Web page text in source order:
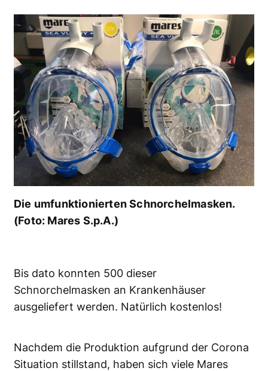
Die umfunktionierten Schnorchelmasken.
(Foto: Mares S.p.A.)
Bis dato konnten 500 dieser
Schnorchelmasken an Krankenhäuser
ausgeliefert werden. Natürlich kostenlos!
Nachdem die Produktion aufgrund der Corona
Situation stillstand, haben sich viele Mares